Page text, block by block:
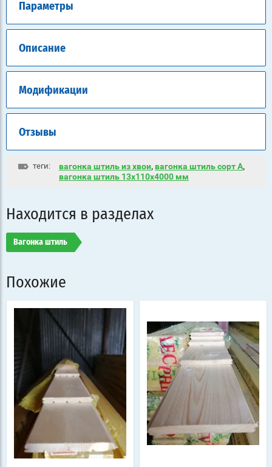
Параметры
Описание
Модификации
Отзывы
теги: вагонка штиль из хвои, вагонка штиль сорт А,
вагонка штиль 13х110х4000 мм
Находится в разделах
Вагонка штиль
Похожие